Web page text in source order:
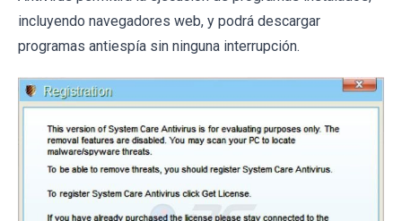
incluyendo navegadores web, y podrá descargar
programas antiespía sin ninguna interrupción.